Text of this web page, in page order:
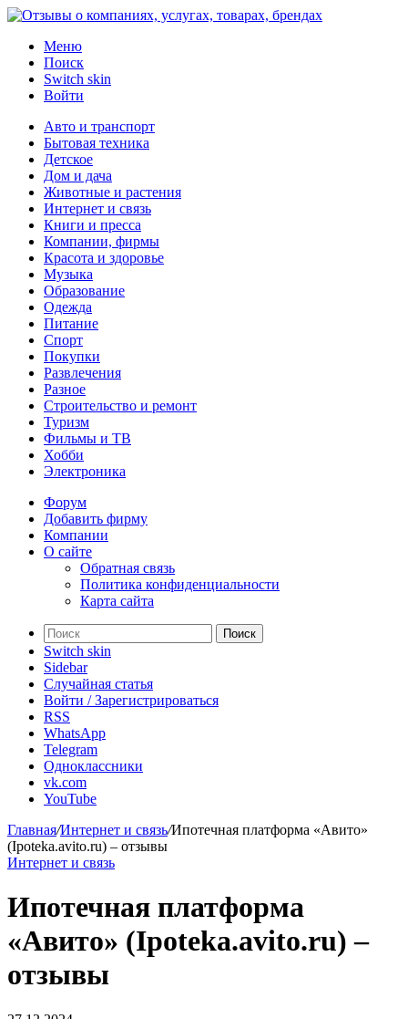
Меню
Поиск
Switch skin
Войти
Авто и транспорт
Бытовая техника
Детское
Дом и дача
Животные и растения
Интернет и связь
Книги и пресса
Компании, фирмы
Красота и здоровье
Музыка
Образование
Одежда
Питание
Спорт
Покупки
Развлечения
Разное
Строительство и ремонт
Туризм
Фильмы и ТВ
Хобби
Электроника
Форум
Добавить фирму
Компании
О сайте
Обратная связь
Политика конфиденциальности
Карта сайта
Поиск
Switch skin
Sidebar
Случайная статья
Войти / Зарегистрироваться
RSS
WhatsApp
Telegram
Одноклассники
vk.com
YouTube
Главная/Интернет и связь/Ипотечная платформа «Авито»
(Ipoteka.avito.ru) – отзывы
Интернет и связь
Ипотечная платформа
«Авито» (Ipoteka.avito.ru) –
отзывы